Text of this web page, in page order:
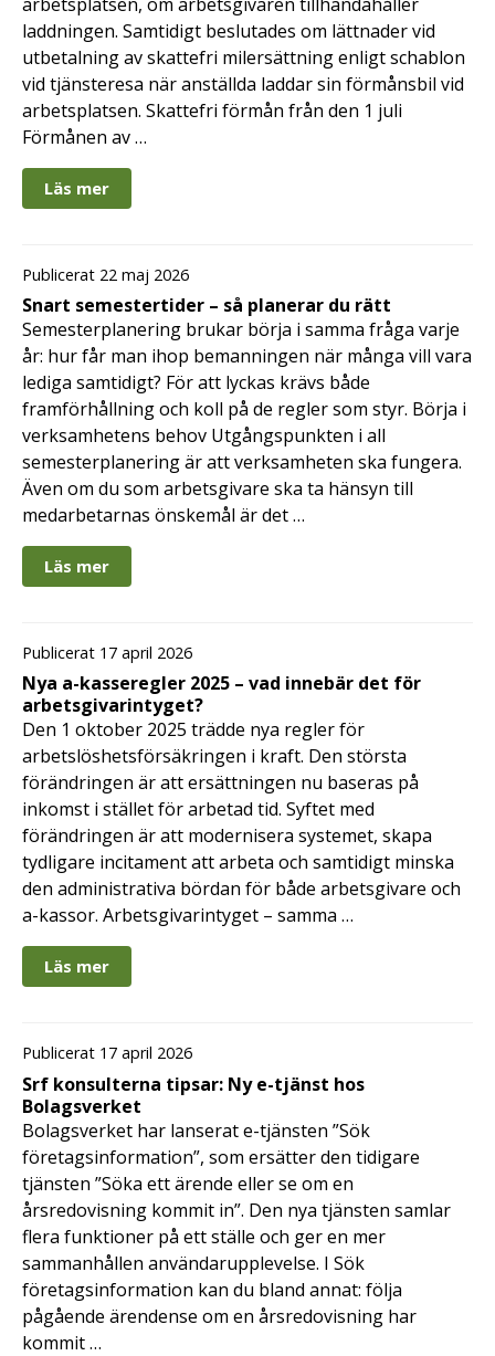
laddningen. Samtidigt beslutades om lättnader vid
utbetalning av skattefri milersättning enligt schablon
vid tjänsteresa när anställda laddar sin förmånsbil vid
arbetsplatsen. Skattefri förmån från den 1 juli
Förmånen av …
Läs mer
Publicerat 22 maj 2026
Snart semestertider – så planerar du rätt
Semesterplanering brukar börja i samma fråga varje
år: hur får man ihop bemanningen när många vill vara
lediga samtidigt? För att lyckas krävs både
framförhållning och koll på de regler som styr. Börja i
verksamhetens behov Utgångspunkten i all
semesterplanering är att verksamheten ska fungera.
Även om du som arbetsgivare ska ta hänsyn till
medarbetarnas önskemål är det …
Läs mer
Publicerat 17 april 2026
Nya a-kasseregler 2025 – vad innebär det för
arbetsgivarintyget?
Den 1 oktober 2025 trädde nya regler för
arbetslöshetsförsäkringen i kraft. Den största
förändringen är att ersättningen nu baseras på
inkomst i stället för arbetad tid. Syftet med
förändringen är att modernisera systemet, skapa
tydligare incitament att arbeta och samtidigt minska
den administrativa bördan för både arbetsgivare och
a-kassor. Arbetsgivarintyget – samma …
Läs mer
Publicerat 17 april 2026
Srf konsulterna tipsar: Ny e-tjänst hos
Bolagsverket
Bolagsverket har lanserat e-tjänsten ”Sök
företagsinformation”, som ersätter den tidigare
tjänsten ”Söka ett ärende eller se om en
årsredovisning kommit in”. Den nya tjänsten samlar
flera funktioner på ett ställe och ger en mer
sammanhållen användarupplevelse. I Sök
företagsinformation kan du bland annat: följa
pågående ärendense om en årsredovisning har
kommit …